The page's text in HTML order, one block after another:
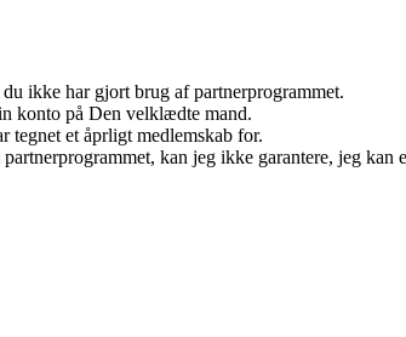
ikke har gjort brug af partnerprogrammet.
konto på Den velklædte mand.
tegnet et åprligt medlemskab for.
kan jeg ikke garantere, jeg